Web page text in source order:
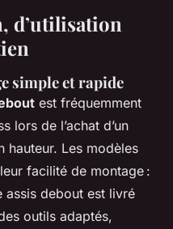
d’utilisation
simple et rapide
est fréquemment
lors de l’achat d’un
hauteur. Les modèles
facilité de montage :
assis debout est livré
outils adaptés,